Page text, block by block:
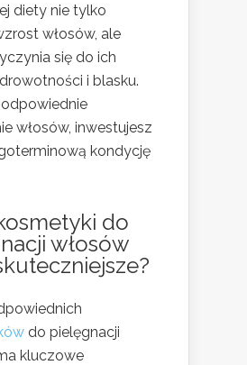
diety nie tylko
włosów, ale
się do ich
i blasku.
włosów, inwestujesz
kondycję
do
włosów
do pielęgnacji
kluczowe